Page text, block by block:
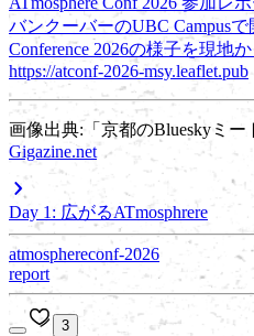
バンクーバーのUBC Campusで
Conference 2026の様子を現地
https://atconf-2026-msy.leaflet.pub
画像出典:「京都のBlueskyミ
Gigazine.net
Day 1: 広がるATmosphrere
atmosphereconf-2026
report
3